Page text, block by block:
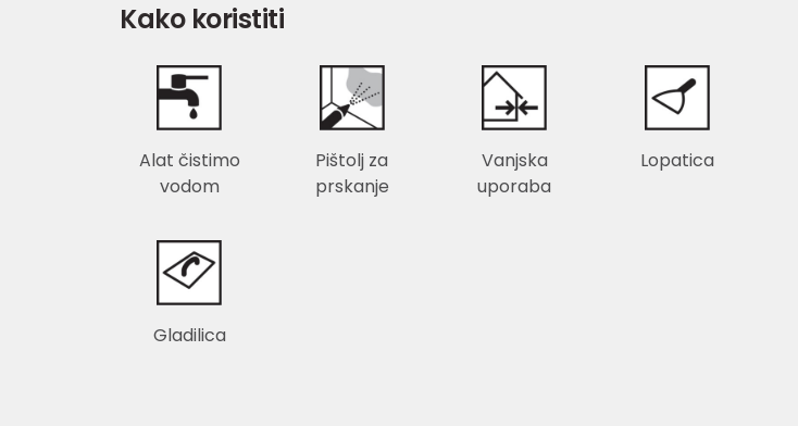
Kako koristiti
Alat čistimo
vodom
Pištolj za
prskanje
Vanjska
uporaba
Lopatica
Gladilica